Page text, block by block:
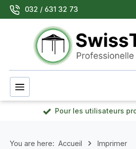
Passer au contenu principal
032 / 631 32 73
Pour les utilisateurs
You are here: Accueil Imprimer